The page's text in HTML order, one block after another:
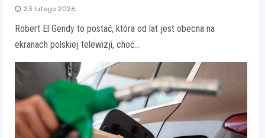
23 lutego 2026
Robert El Gendy to postać, która od lat jest obecna na
ekranach polskiej telewizji, choć…